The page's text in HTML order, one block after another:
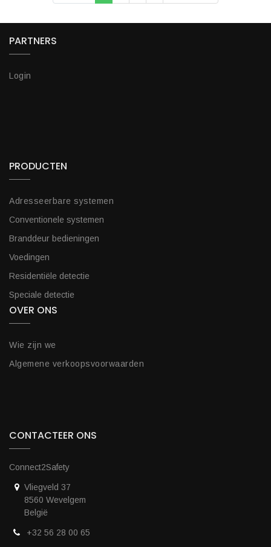
PARTNERS
Login
PRODUCTEN
Adresseerbare systemen
Conventionele systemen
Branddeur bedieningen
Voedingen
Residentiële detectie
Speciale detectie
OVER ONS
Wie zijn we
Algemene verkoopsvoorwaarden
CONTACTEER ONS
Connect2Safety
Vliegveld 37
8560 Wevelgem
België
+32 56 28 00 65